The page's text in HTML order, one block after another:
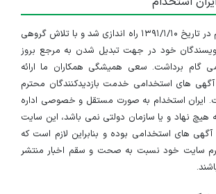
سایت ایران استخدام در تاریخ ۱۳۹۱/۱/۱۰ راه اندازی شد و با تلاش گروهی
خود در جهت تبدیل شدن به مرجع بروز
گام برداشت. سعی همیشگی همکاران ما ارائه
های استخدامی خدمت بازدیدکنندگان محترم
ایران استخدام به صورت مستقل و خصوصی اداره
نهاد و یا سازمان دولتی نمی باشد، این سایت
آگهی های استخدامی بوده و بنابراین لازم است که
سایت خود نسبت به صحت و سقم اخبار منتشر